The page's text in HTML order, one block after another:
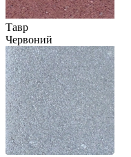
Тавр
Червоний